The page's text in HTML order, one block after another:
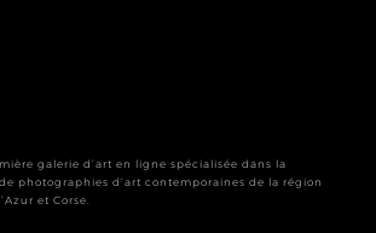
galerie d’art en ligne spécialisée dans la
photographies d’art contemporaines de la région
et Corse.